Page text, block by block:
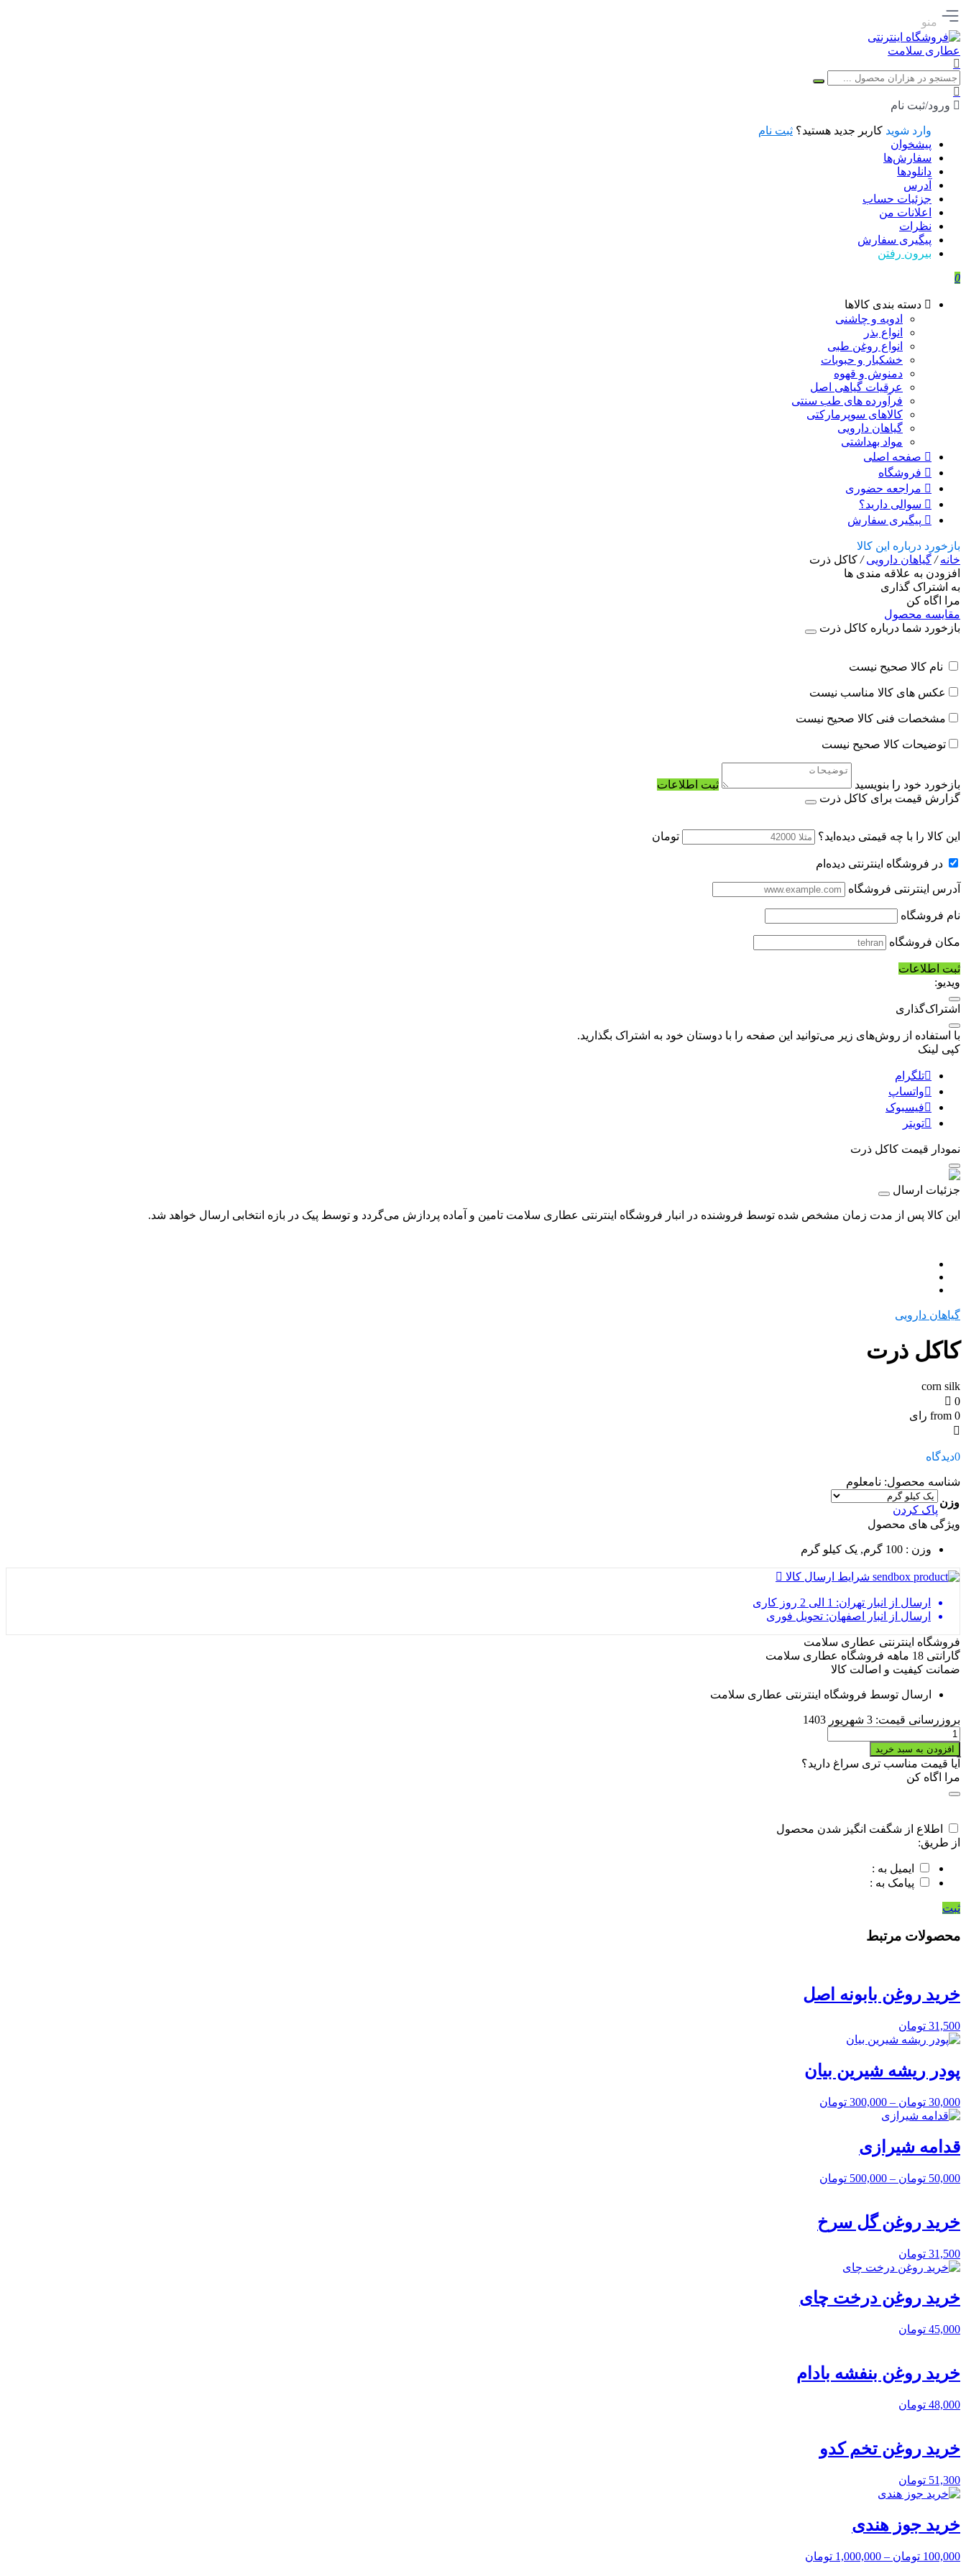
منو
ورود/ثبت نام
وارد شوید کاربر جدید هستید؟ ثبت نام
پیشخوان
سفارش‌ها
دانلودها
آدرس
جزئیات حساب
اعلانات من
نظرات
پیگیری سفارش
بیرون رفتن
0
دسته بندی کالاها
ادویه و چاشنی
انواع بذر
انواع روغن طبی
خشکبار و حبوبات
دمنوش و قهوه
عرقیات گیاهی اصل
فرآورده های طب سنتی
کالاهای سوپرمارکتی
گیاهان دارویی
مواد بهداشتی
صفحه اصلی
فروشگاه
مراجعه حضوری
سوالی دارید؟
پیگیری سفارش
بازخورد درباره این کالا
خانه/ گیاهان دارویی/ کاکل ذرت
افزودن به علاقه مندی ها
به اشتراک گذاری
مرا اگاه کن
مقایسه محصول
بازخورد شما درباره کاکل ذرت
نام کالا صحیح نیست
عکس های کالا مناسب نیست
مشخصات فنی کالا صحیح نیست
توضیحات کالا صحیح نیست
بازخورد خود را بنویسید
ثبت اطلاعات
گزارش قیمت برای کاکل ذرت
این کالا را با چه قیمتی دیده‌اید؟ تومان
در فروشگاه اینترنتی دیده‌ام
آدرس اینترنتی فروشگاه
نام فروشگاه
مکان فروشگاه
ثبت اطلاعات
ویدیو:
اشتراک‌گذاری
با استفاده از روش‌های زیر می‌توانید این صفحه را با دوستان خود به اشتراک بگذارید.
کپی لینک
تلگرام
واتساپ
فیسبوک
تویتر
نمودار قیمت کاکل ذرت
جزئیات ارسال
این کالا پس از مدت زمان مشخص شده توسط فروشنده در انبار فروشگاه اینترنتی عطاری سلامت تامین و آماده پردازش می‌گردد و توسط پیک در بازه انتخابی ارسال خواهد شد.
گیاهان دارویی
کاکل ذرت
corn silk
0
from 0 رای
0دیدگاه
شناسه محصول: نامعلوم
وزن
پاک کردن
ویژگی های محصول
وزن : 100 گرم, یک کیلو گرم
شرایط ارسال کالا
ارسال از انبار تهران: 1 الی 2 روز کاری
ارسال از انبار اصفهان: تحویل فوری
فروشگاه اینترنتی عطاری سلامت
گارانتی 18 ماهه فروشگاه عطاری سلامت
ضمانت کیفیت و اصالت کالا
ارسال توسط فروشگاه اینترنتی عطاری سلامت
بروزرسانی قیمت: 3 شهریور 1403
کاکل
ذرت
quantity
افزودن به سبد خرید
آیا قیمت مناسب تری سراغ دارید؟
مرا اگاه کن
اطلاع از شگفت انگیز شدن محصول
از طریق:
ایمیل به :
پیامک به :
ثبت
محصولات مرتبط
خرید روغن بابونه اصل
31,500 تومان
پودر ریشه شیرین بیان
30,000 تومان –
300,000 تومان
قدامه شیرازی
50,000 تومان –
500,000 تومان
خرید روغن گل سرخ
31,500 تومان
خرید روغن درخت چای
45,000 تومان
خرید روغن بنفشه بادام
48,000 تومان
خرید روغن تخم کدو
51,300 تومان
خرید جوز هندی
100,000 تومان –
1,000,000 تومان